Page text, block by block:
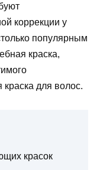
коррекции у
популярным
краска,
для волос.
красок